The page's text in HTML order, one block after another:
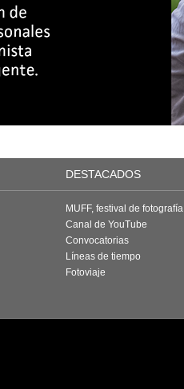
DESTACADOS
MUFF, festival de fotografía
Canal de YouTube
Convocatorias
Líneas de tiempo
Fotoviaje